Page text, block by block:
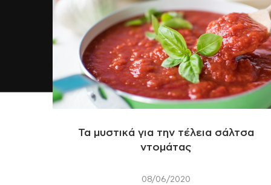
Τα μυστικά για την τέλεια σάλτσα
ντομάτας
08/06/2020